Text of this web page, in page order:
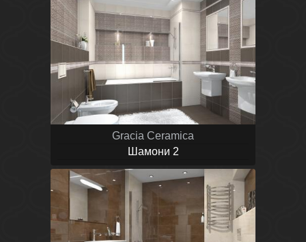
Gracia Ceramica
Шамони 2